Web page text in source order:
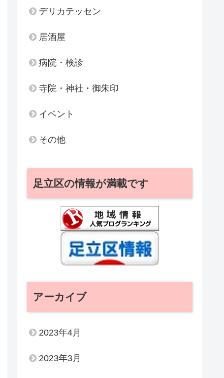
デリカテッセン
居酒屋
病院・検診
寺院・神社・御朱印
イベント
その他
足立区の情報が満載です
アーカイブ
2023年4月
2023年3月